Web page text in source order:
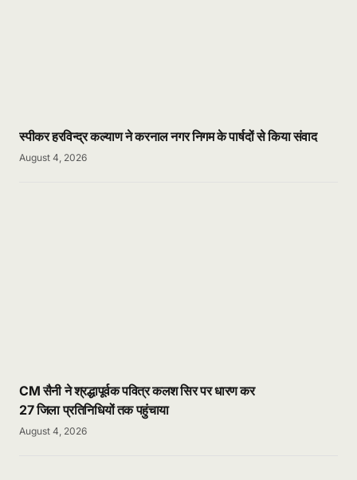
स्पीकर हरविन्द्र कल्याण ने करनाल नगर निगम के पार्षदों से किया संवाद
August 4, 2026
CM सैनी ने श्रद्धापूर्वक पवित्र कलश सिर पर धारण कर
27 जिला प्रतिनिधियों तक पहुंचाया
August 4, 2026